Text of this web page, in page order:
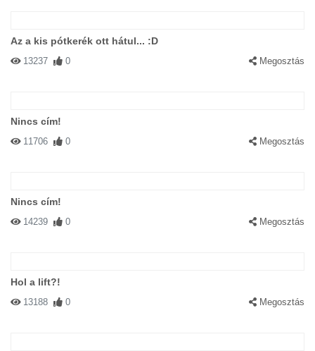
Az a kis pótkerék ott hátul... :D
13237 0 Megosztás
Nincs cím!
11706 0 Megosztás
Nincs cím!
14239 0 Megosztás
Hol a lift?!
13188 0 Megosztás